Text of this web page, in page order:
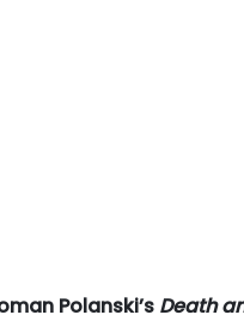
Polanski’s Death